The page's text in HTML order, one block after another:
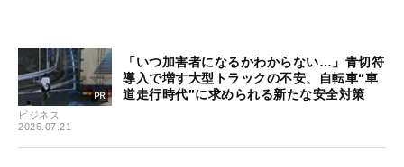
ビジネス
2026.07.21
「いつ加害者になるかわからない…」青切符
導入で増す大型トラックの不安、自転車“車
道走行時代”に求められる新たな安全対策